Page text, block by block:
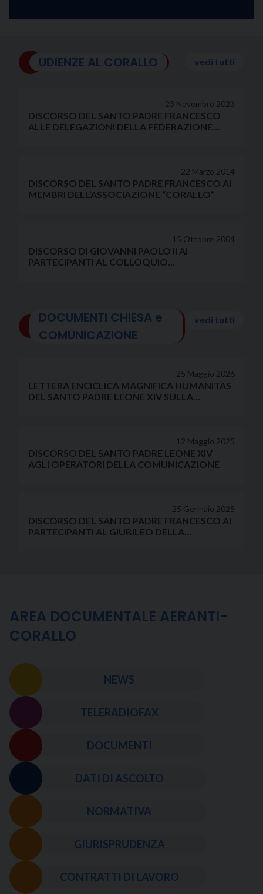
vedi tutti
UDIENZE AL CORALLO
23 Novembre 2023
DISCORSO DEL SANTO PADRE FRANCESCO
ALLE DELEGAZIONI DELLA FEDERAZIONE
22 Marzo 2014
DISCORSO DEL SANTO PADRE FRANCESCO AI
MEMBRI DELL’ASSOCIAZIONE “CORALLO”
15 Ottobre 2004
DISCORSO DI GIOVANNI PAOLO II AI
PARTECIPANTI AL COLLOQUIO
vedi tutti
DOCUMENTI CHIESA e
COMUNICAZIONE
25 Maggio 2026
LETTERA ENCICLICA MAGNIFICA HUMANITAS
DEL SANTO PADRE LEONE XIV SULLA
12 Maggio 2025
DISCORSO DEL SANTO PADRE LEONE XIV
AGLI OPERATORI DELLA COMUNICAZIONE
25 Gennaio 2025
DISCORSO DEL SANTO PADRE FRANCESCO AI
PARTECIPANTI AL GIUBILEO DELLA
AREA DOCUMENTALE AERANTI-
CORALLO
NEWS
TELERADIOFAX
DOCUMENTI
DATI DI ASCOLTO
NORMATIVA
GIURISPRUDENZA
CONTRATTI DI LAVORO